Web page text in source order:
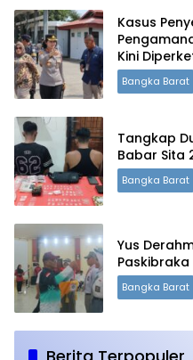
Kasus
Kini
Bangka Barat
Tangkap
Babar Sita
Bangka Barat
Yus
Bangka Barat